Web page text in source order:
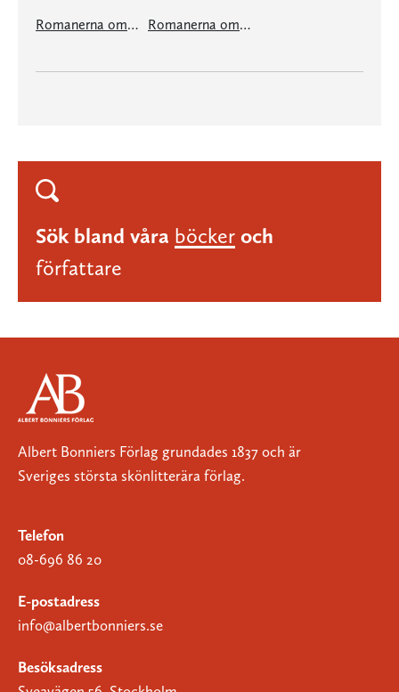
Romanerna om Patrick Melrose. Vol 1 Romanerna om Patrick Melrose. Vol 2
Sök bland våra böcker och
författare
Albert Bonniers Förlag grundades 1837 och är
Sveriges största skönlitterära förlag.
Telefon
08-696 86 20
E-postadress
info@albertbonniers.se
Besöksadress